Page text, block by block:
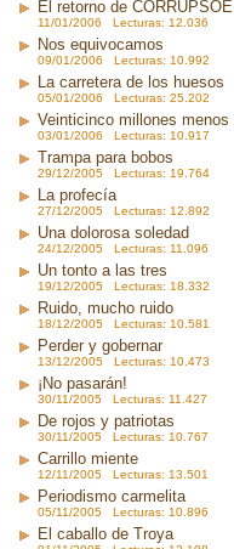
El retorno de CORRUPSOE
11/01/2006 Lecturas: 12.036
Nos equivocamos
09/01/2006 Lecturas: 10.992
La carretera de los huesos
05/01/2006 Lecturas: 25.202
Veinticinco millones menos
03/01/2006 Lecturas: 10.917
Trampa para bobos
29/12/2005 Lecturas: 19.764
La profecía
27/12/2005 Lecturas: 12.892
Una dolorosa soledad
24/12/2005 Lecturas: 11.096
Un tonto a las tres
19/12/2005 Lecturas: 18.332
Ruido, mucho ruido
18/12/2005 Lecturas: 10.581
Perder y gobernar
13/12/2005 Lecturas: 10.473
¡No pasarán!
30/11/2005 Lecturas: 11.427
De rojos y patriotas
30/11/2005 Lecturas: 10.767
Carrillo miente
12/11/2005 Lecturas: 13.501
Periodismo carmelita
05/11/2005 Lecturas: 10.896
El caballo de Troya